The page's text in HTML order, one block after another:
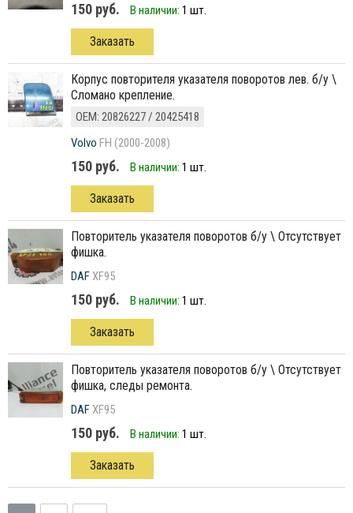
150 руб. В наличии: 1 шт.
Заказать
корпус повторителя указателя поворотов лев. б/у \
Сломано крепление.
ОЕМ: 20826227 / 20425418
Volvo FH (2000-2008)
150 руб. В наличии: 1 шт.
Заказать
повторитель указателя поворотов б/у \ Отсутствует
фишка.
DAFXF95
150 руб. В наличии: 1 шт.
Заказать
повторитель указателя поворотов б/у \ Отсутствует
фишка, следы ремонта.
DAFXF95
150 руб. В наличии: 1 шт.
Заказать